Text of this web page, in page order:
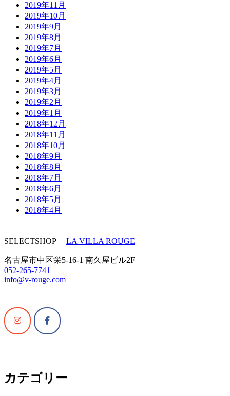
2019年11月
2019年10月
2019年9月
2019年8月
2019年7月
2019年6月
2019年5月
2019年4月
2019年3月
2019年2月
2019年1月
2018年12月
2018年11月
2018年10月
2018年9月
2018年8月
2018年7月
2018年6月
2018年5月
2018年4月
SELECTSHOP LA VILLA ROUGE
名古屋市中区栄5-16-1 南久屋ビル2F
052-265-7741
info@v-rouge.com
カテゴリー